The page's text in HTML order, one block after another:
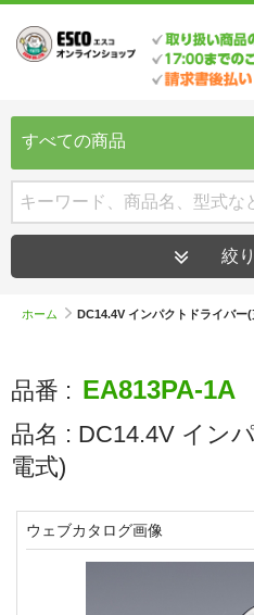
すべての商品
絞
ホーム DC14.4V インパクトドライバー(
品番 : EA813PA-1A
品名 : DC14.4V イン
電式)
ウェブカタログ画像